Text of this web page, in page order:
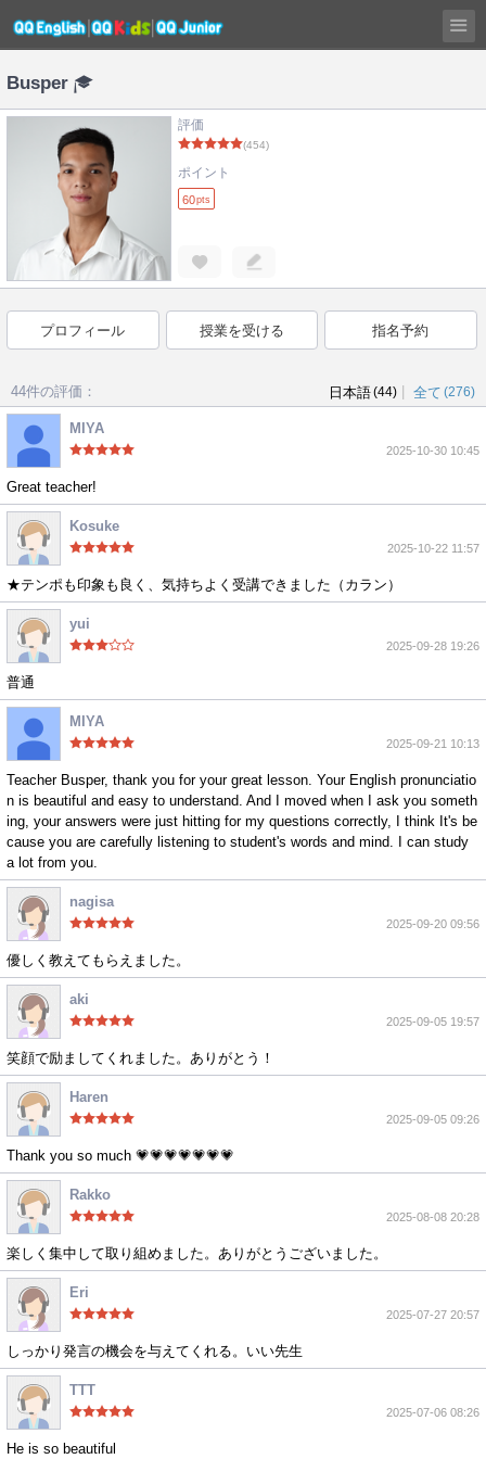
Busper
評価
(454)
ポイント
60pts
プロフィール 授業を受ける 指名予約
44件の評価： 日本語(44) 全て (276)
MIYA
2025-10-30 10:45
Great teacher!
Kosuke
2025-10-22 11:57
★テンポも印象も良く、気持ちよく受講できました（カラン）
yui
2025-09-28 19:26
普通
MIYA
2025-09-21 10:13
Teacher Busper, thank you for your great lesson. Your English pronunciatio
n is beautiful and easy to understand. And I moved when I ask you someth
ing, your answers were just hitting for my questions correctly, I think It's be
cause you are carefully listening to student's words and mind. I can study
a lot from you.
nagisa
2025-09-20 09:56
優しく教えてもらえました。
aki
2025-09-05 19:57
笑顔で励ましてくれました。ありがとう！
Haren
2025-09-05 09:26
Thank you so much 💗💗💗💗💗💗💗
Rakko
2025-08-08 20:28
楽しく集中して取り組めました。ありがとうございました。
Eri
2025-07-27 20:57
しっかり発言の機会を与えてくれる。いい先生
TTT
2025-07-06 08:26
He is so beautiful